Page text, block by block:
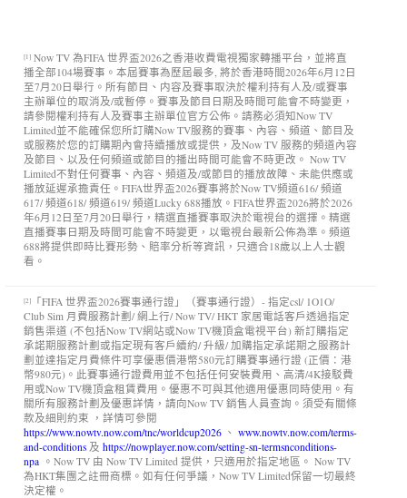
[1] Now TV 為FIFA 世界盃2026之香港收費電視獨家轉播平台，並將直
播全部104場賽事。本屆賽事為歷屆最多, 將於香港時間2026年6月12日
至7月20日舉行。所有節目、内容及賽事取決於權利持有人及/或賽事
主辦單位的取消及/或暫停。賽事及節目日期及時間可能會不時變更，
請參閱權利持有人及賽事主辦單位官方公佈。請務必須知Now TV
Limited並不能確保您所訂購Now TV服務的賽事、內容、頻道、節目及
或服務於您的訂購期內會持續播放或提供，及Now TV 服務的頻道內容
及節目、以及任何頻道或節目的播出時間可能會不時更改。 Now TV
Limited不對任何賽事、內容、頻道及/或節目的播放故障、未能供應或
播放延遲承擔責任。FIFA世界盃2026賽事將於Now TV頻道616/ 頻道
617/ 頻道618/ 頻道619/ 頻道Lucky 688播放。FIFA世界盃2026將於2026
年6月12日至7月20日舉行，精選直播賽事取決於電視台的選擇。精選
直播賽事日期及時間可能會不時變更，以電視台最新公佈為準。頻道
688將提供即時比賽形勢、賠率分析等資訊，只適合18歲以上人士觀
看。
[2]
「FIFA 世界盃2026賽事通行證」（賽事通行證）- 指定csl/ 1O1O/
Club Sim 月費服務計劃/ 網上行/ Now TV/ HKT 家居電話客戶透過指定
銷售渠道 (不包括Now TV網站或Now TV機頂盒電視平台) 新訂購指定
承諾期服務計劃或指定現有客戶續約/ 升級/ 加購指定承諾期之服務計
劃並達指定月費條件可享優惠價港幣580元訂購賽事通行證 (正價：港
幣980元)。此賽事通行證費用並不包括任何安裝費用、高清/4K接駁費
用或Now TV機頂盒租賃費用。優惠不可與其他適用優惠同時使用。有
關所有服務計劃及優惠詳情，請向Now TV 銷售人員查詢。須受有關條
款及細則約束 ，詳情可參閱
https://www.nowtv.now.com/tnc/worldcup2026 、 www.nowtv.now.com/terms-
and-conditions 及 https://nowplayer.now.com/setting-sn-termsnconditions-
npa 。Now TV 由 Now TV Limited 提供，只適用於指定地區。 Now TV
為HKT集團之註冊商標。如有任何爭議，Now TV Limited保留一切最終
決定權。